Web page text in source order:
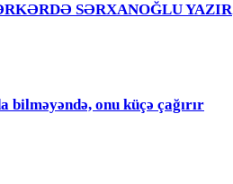
SƏRXANOĞLU YAZIR
onu küçə çağırır